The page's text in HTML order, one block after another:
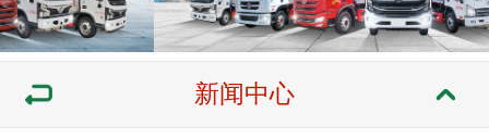
新闻中心